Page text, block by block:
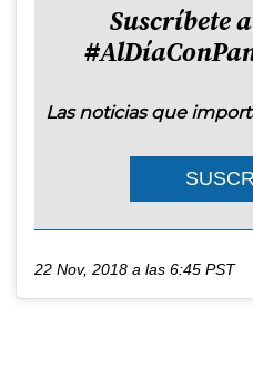
Suscríbete
Las noticias que
22 Nov, 2018 a las 6:45 PST